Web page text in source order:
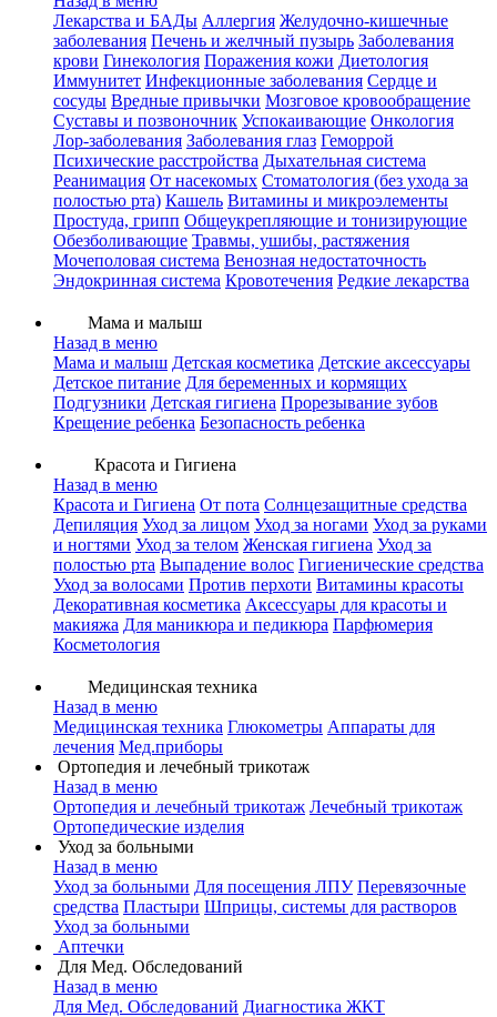
Лекарства и БАДы Аллергия Желудочно-кишечные
заболевания Печень и желчный пузырь Заболевания
крови Гинекология Поражения кожи Диетология
Иммунитет Инфекционные заболевания Сердце и
сосуды Вредные привычки Мозговое кровообращение
Суставы и позвоночник Успокаивающие Онкология
Лор-заболевания Заболевания глаз Геморрой
Психические расстройства Дыхательная система
Реанимация От насекомых Стоматология (без ухода за
полостью рта) Кашель Витамины и микроэлементы
Простуда, грипп Общеукрепляющие и тонизирующие
Обезболивающие Травмы, ушибы, растяжения
Мочеполовая система Венозная недостаточность
Эндокринная система Кровотечения Редкие лекарства
Мама и малыш
Назад в меню
Мама и малыш Детская косметика Детские аксессуары
Детское питание Для беременных и кормящих
Подгузники Детская гигиена Прорезывание зубов
Крещение ребенка Безопасность ребенка
Красота и Гигиена
Назад в меню
Красота и Гигиена От пота Солнцезащитные средства
Депиляция Уход за лицом Уход за ногами Уход за руками
и ногтями Уход за телом Женская гигиена Уход за
полостью рта Выпадение волос Гигиенические средства
Уход за волосами Против перхоти Витамины красоты
Декоративная косметика Аксессуары для красоты и
макияжа Для маникюра и педикюра Парфюмерия
Косметология
Медицинская техника
Назад в меню
Медицинская техника Глюкометры Аппараты для
лечения Мед.приборы
Ортопедия и лечебный трикотаж
Назад в меню
Ортопедия и лечебный трикотаж Лечебный трикотаж
Ортопедические изделия
Уход за больными
Назад в меню
Уход за больными Для посещения ЛПУ Перевязочные
средства Пластыри Шприцы, системы для растворов
Уход за больными
Аптечки
Для Мед. Обследований
Назад в меню
Для Мед. Обследований Диагностика ЖКТ